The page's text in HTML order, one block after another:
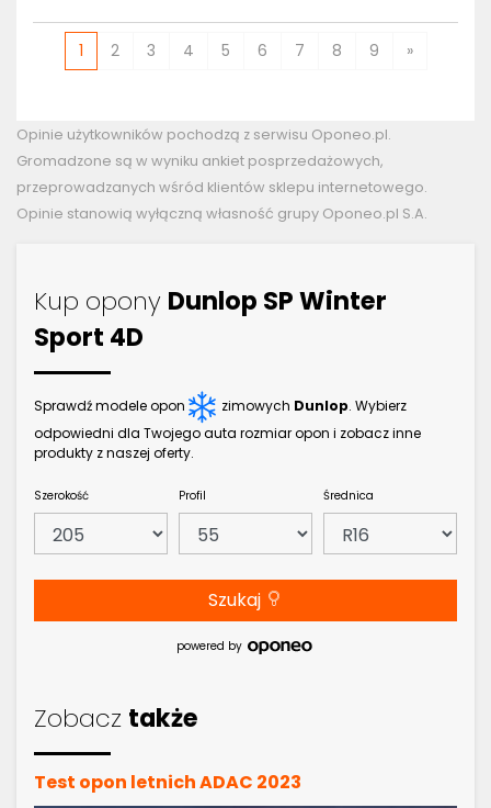
1 2 3 4 5 6 7 8 9 »
Opinie użytkowników pochodzą z serwisu Oponeo.pl.
Gromadzone są w wyniku ankiet posprzedażowych,
przeprowadzanych wśród klientów sklepu internetowego.
Opinie stanowią wyłączną własność grupy Oponeo.pl S.A.
Kup opony Dunlop SP Winter
Sport 4D
Sprawdź modele opon zimowych Dunlop. Wybierz
odpowiedni dla Twojego auta rozmiar opon i zobacz inne
produkty z naszej oferty.
Szerokość Profil Średnica
Szukaj
powered by
Zobacz także
Test opon letnich ADAC 2023